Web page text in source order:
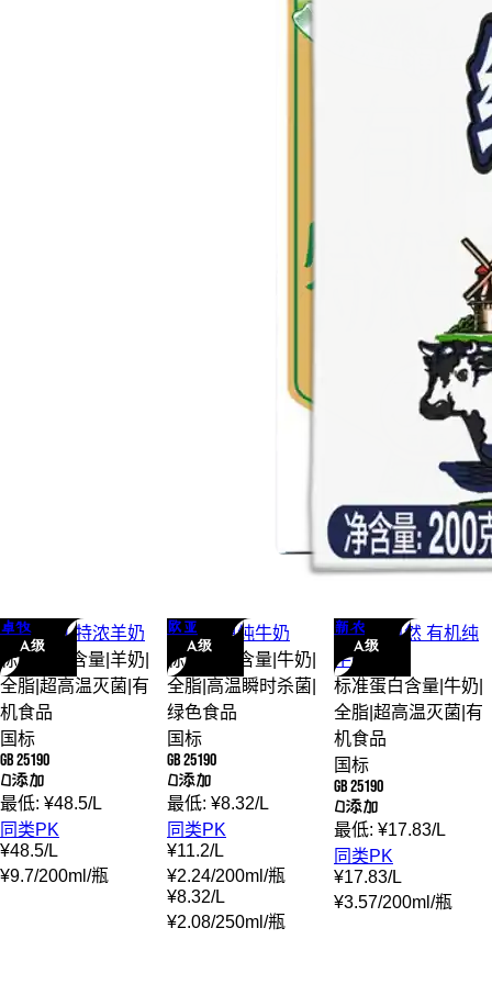
卓牧
A级
卓牧 有机 特浓羊奶
标准蛋白含量 羊奶
全脂 超高温灭菌 有
机食品
国标
GB 25190
0添加
最低: ¥48.5/L
同类PK
¥48.5/L
¥9.7/200ml /瓶
欧亚
A级
欧亚 高原纯牛奶
标准蛋白含量 牛奶
全脂 高温瞬时杀菌
绿色食品
国标
GB 25190
0添加
最低: ¥8.32/L
同类PK
¥11.2/L
¥2.24/200ml /瓶
¥8.32/L
¥2.08/250ml /瓶
新农
A级
新农 爱自然 有机纯
牛奶
标准蛋白含量 牛奶
全脂 超高温灭菌 有
机食品
国标
GB 25190
0添加
最低: ¥17.83/L
同类PK
¥17.83/L
¥3.57/200ml /瓶